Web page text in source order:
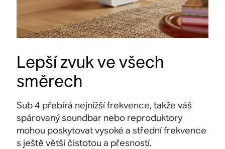
Lepší zvuk ve všech
směrech
Sub 4 přebírá nejnižší frekvence, takže váš
spárovaný soundbar nebo reproduktory
mohou poskytovat vysoké a střední frekvence
s ještě větší čistotou a přesností.